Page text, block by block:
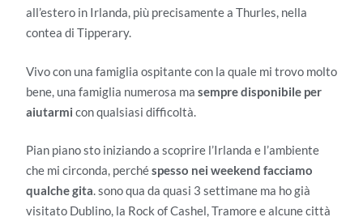
all’estero in Irlanda, più precisamente a Thurles, nella
contea di Tipperary.
Vivo con una famiglia ospitante con la quale mi trovo molto
bene, una famiglia numerosa ma sempre disponibile per
aiutarmi con qualsiasi difficoltà.
Pian piano sto iniziando a scoprire l’Irlanda e l’ambiente
che mi circonda, perchéspesso nei weekend facciamo
qualche gita. sono qua da quasi 3 settimane ma ho già
visitato Dublino, la Rock of Cashel, Tramore e alcune città